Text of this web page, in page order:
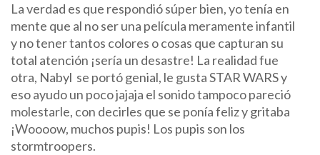
La verdad es que respondió súper bien, yo tenía en
mente que al no ser una película meramente infantil
y no tener tantos colores o cosas que capturan su
total atención ¡sería un desastre! La realidad fue
otra, Nabyl se portó genial, le gusta STAR WARS y
eso ayudo un poco jajaja el sonido tampoco pareció
molestarle, con decirles que se ponía feliz y gritaba
¡Woooow, muchos pupis! Los pupis son los
stormtroopers.